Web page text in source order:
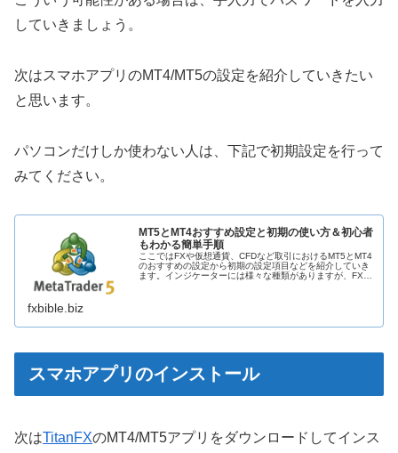
していきましょう。
次はスマホアプリのMT4/MT5の設定を紹介していきたい
と思います。
パソコンだけしか使わない人は、下記で初期設定を行って
みてください。
MT5とMT4おすすめ設定と初期の使い方＆初心者
もわかる簡単手順
ここではFXや仮想通貨、CFDなど取引におけるMT5とMT4
のおすすめの設定から初期の設定項目などを紹介していき
ます。インジケーターには様々な種類がありますが、FXや
fxbible.biz
スマホアプリのインストール
次はTitanFXのMT4/MT5アプリをダウンロードしてインス